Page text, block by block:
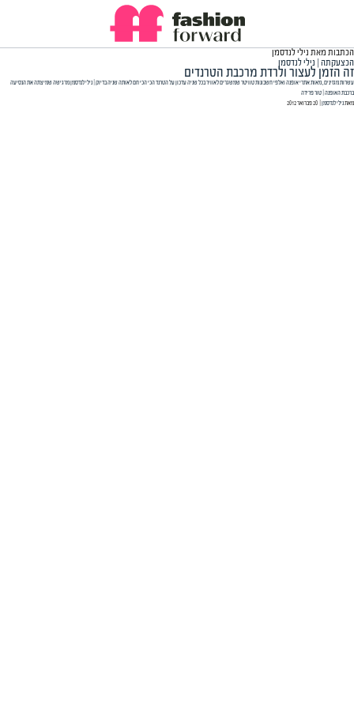
הכתבות מאת נילי לנדסמן
הכצעקתה | נילי לנדסמן
זה הזמן לעצור ולרדת מרכבת הטרנדים
עשרות מגזינים, מאות אתרי אופנה ואלפי חשבונות טוויטר שמשגרים לאוויר בכל שניה עדכון על הטרנד הכי הכי חם לאותה שניה בדיוק | נילי לנדסמן מרגישה שמיצתה את הנסיעה
ברכבת האופנה | טור פרידה
מאתנילי לנדסמן